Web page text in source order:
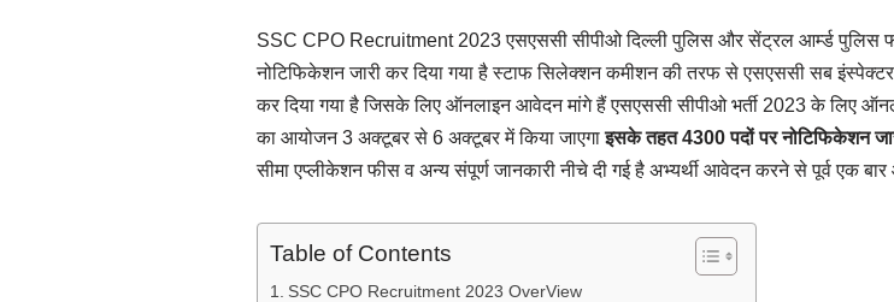
SSC CPO Recruitment 2023 एसएससी सीपीओ दिल्ली पुलिस और सेंट्रल आर्म्ड पुलिस
नोटिफिकेशन जारी कर दिया गया है स्टाफ सिलेक्शन कमीशन की तरफ से एसएससी सब
कर दिया गया है जिसके लिए ऑनलाइन आवेदन मांगे हैं एसएससी सीपीओ भर्ती 2023 के लिए
का आयोजन 3 अक्टूबर से 6 अक्टूबर में किया जाएगाइसके तहत 4300 पदों पर नोटिफिकेशन
सीमा एप्लीकेशन फीस व अन्य संपूर्ण जानकारी नीचे दी गई है अभ्यर्थी आवेदन करने से पूर्व एक
Table of Contents
SSC CPO Recruitment 2023 OverView